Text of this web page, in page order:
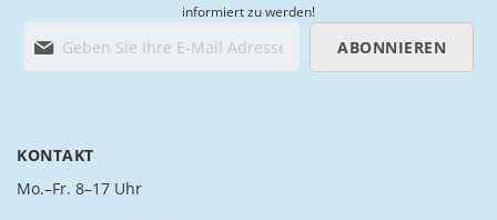
informiert zu werden!
l
S
i
ABONNIEREN
KONTAKT
Mo.–Fr. 8–17 Uhr